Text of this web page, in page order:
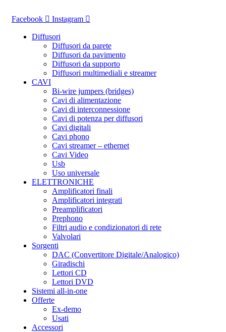
Facebook Instagram
Diffusori
Diffusori da parete
Diffusori da pavimento
Diffusori da supporto
Diffusori multimediali e streamer
CAVI
Bi-wire jumpers (bridges)
Cavi di alimentazione
Cavi di interconnessione
Cavi di potenza per diffusori
Cavi digitali
Cavi phono
Cavi streamer – ethernet
Cavi Video
Usb
Uso universale
ELETTRONICHE
Amplificatori finali
Amplificatori integrati
Preamplificatori
Prephono
Filtri audio e condizionatori di rete
Valvolari
Sorgenti
DAC (Convertitore Digitale/Analogico)
Giradischi
Lettori CD
Lettori DVD
Sistemi all-in-one
Offerte
Ex-demo
Usati
Accessori